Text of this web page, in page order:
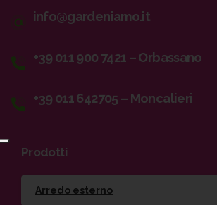
info@gardeniamo.it
+39 011 900 7421 – Orbassano
+39 011 642705 – Moncalieri
Prodotti
Arredo esterno